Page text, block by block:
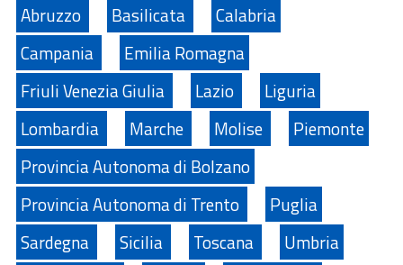
Abruzzo Basilicata
Calabria
Campania
Emilia Romagna
Friuli Venezia Giulia
Lazio
Liguria
Lombardia
Marche Molise
Piemonte
Provincia Autonoma di Bolzano
Provincia Autonoma di Trento
Puglia
Sardegna
Sicilia Toscana
Umbria